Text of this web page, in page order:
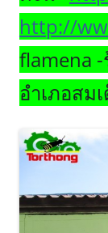
http://
flamena
อำเภอสม